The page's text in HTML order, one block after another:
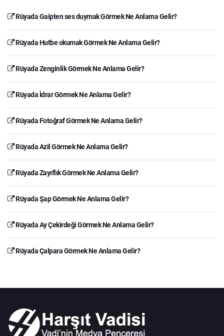
Rüyada Gaipten ses duymak Görmek Ne Anlama Gelir?
Rüyada Hutbe okumak Görmek Ne Anlama Gelir?
Rüyada Zenginlik Görmek Ne Anlama Gelir?
Rüyada İdrar Görmek Ne Anlama Gelir?
Rüyada Fotoğraf Görmek Ne Anlama Gelir?
Rüyada Azil Görmek Ne Anlama Gelir?
Rüyada Zayıflık Görmek Ne Anlama Gelir?
Rüyada Şap Görmek Ne Anlama Gelir?
Rüyada Ay Çekirdeği Görmek Ne Anlama Gelir?
Rüyada Çalpara Görmek Ne Anlama Gelir?